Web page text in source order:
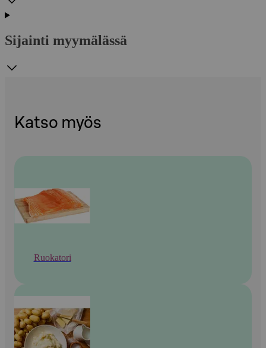
Sijainti myymälässä
Katso myös
Ruokatori